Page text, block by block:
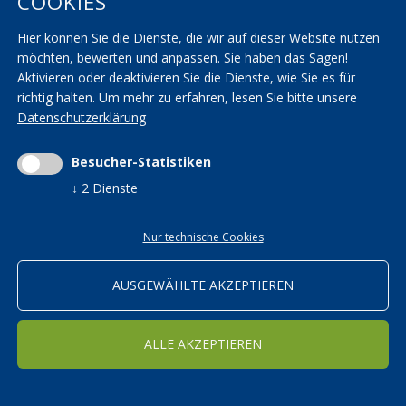
AGBs
Seminarräume
Transparenzbestimmungen
KVW Reisen
KVW Patronat
Impressum|Privacy|
kvwbildung@pec.rolmail.net
ORTSGRUPPEN
Bildung in den KVW Ortsgruppen
Hier können Sie die Dienste, die wir auf dieser Website nutzen
möchten, bewerten und anpassen. Sie haben das Sagen!
Aktivieren oder deaktivieren Sie die Dienste, wie Sie es für
richtig halten. Um mehr zu erfahren, lesen Sie bitte unsere
Datenschutzerklärung
Besucher-Statistiken
↓ 2 Dienste
Nur technische Cookies
AUSGEWÄHLTE AKZEPTIEREN
ALLE AKZEPTIEREN